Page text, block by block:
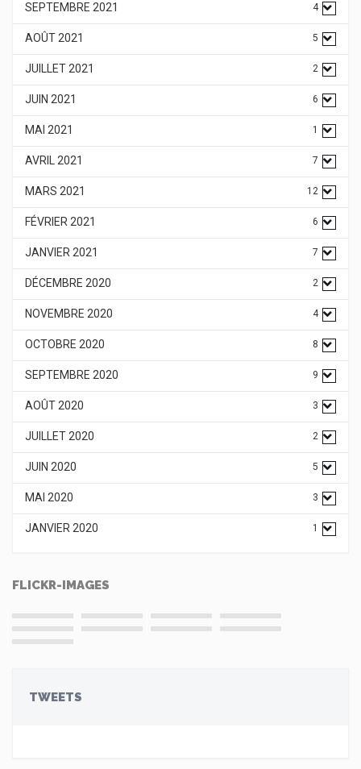
SEPTEMBRE 2021 4
AOÛT 2021 5
JUILLET 2021 2
JUIN 2021 6
MAI 2021 1
AVRIL 2021 7
MARS 2021 12
FÉVRIER 2021 6
JANVIER 2021 7
DÉCEMBRE 2020 2
NOVEMBRE 2020 4
OCTOBRE 2020 8
SEPTEMBRE 2020 9
AOÛT 2020 3
JUILLET 2020 2
JUIN 2020 5
MAI 2020 3
JANVIER 2020 1
FLICKR-IMAGES
TWEETS